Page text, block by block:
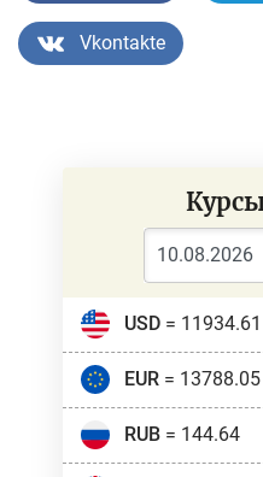
Vkontakte
USD= 11934.61
EUR= 13788.05
RUB= 144.64